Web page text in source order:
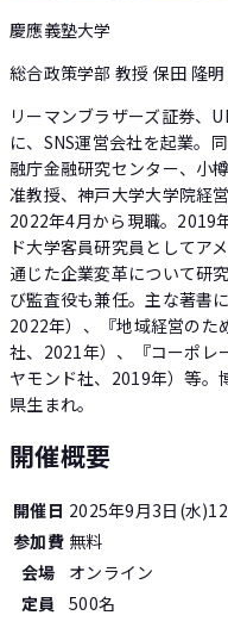
慶應義塾大学
総合政策学部 教授 保田 隆明
リーマンブラザーズ証券、
に、SNS運営会社を起業。
融庁金融研究センター、小
准教授、神戸大学大学院経
2022年4月から現職。2019
ド大学客員研究員としてア
通じた企業変革について研
び監査役も兼任。主な著書
2022年）、『地域経営のた
社、2021年）、『コーポレ
ヤモンド社、2019年）等。
県生まれ。
開催概要
開催日 2025年9月3日(水
参加費 無料
会場
オンライン
定員
500名